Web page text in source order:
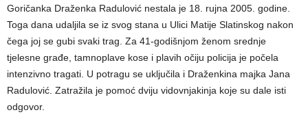
Goričanka Draženka Radulović nestala je 18. rujna 2005. godine.
Toga dana udaljila se iz svog stana u Ulici Matije Slatinskog nakon
čega joj se gubi svaki trag. Za 41-godišnjom ženom srednje
tjelesne građe, tamnoplave kose i plavih očiju policija je počela
intenzivno tragati. U potragu se uključila i Draženkina majka Jana
Radulović. Zatražila je pomoć dviju vidovnjakinja koje su dale isti
odgovor.